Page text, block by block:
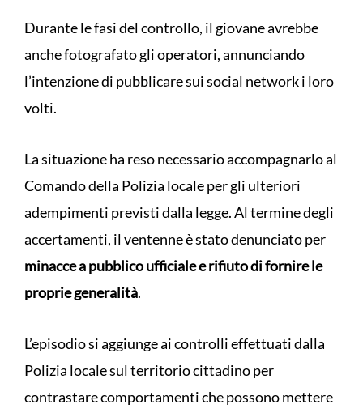
Durante le fasi del controllo, il giovane avrebbe
anche fotografato gli operatori, annunciando
l’intenzione di pubblicare sui social network i loro
volti.
La situazione ha reso necessario accompagnarlo al
Comando della Polizia locale per gli ulteriori
adempimenti previsti dalla legge. Al termine degli
accertamenti, il ventenne è stato denunciato per
minacce a pubblico ufficiale e rifiuto di fornire le
proprie generalità.
L’episodio si aggiunge ai controlli effettuati dalla
Polizia locale sul territorio cittadino per
contrastare comportamenti che possono mettere